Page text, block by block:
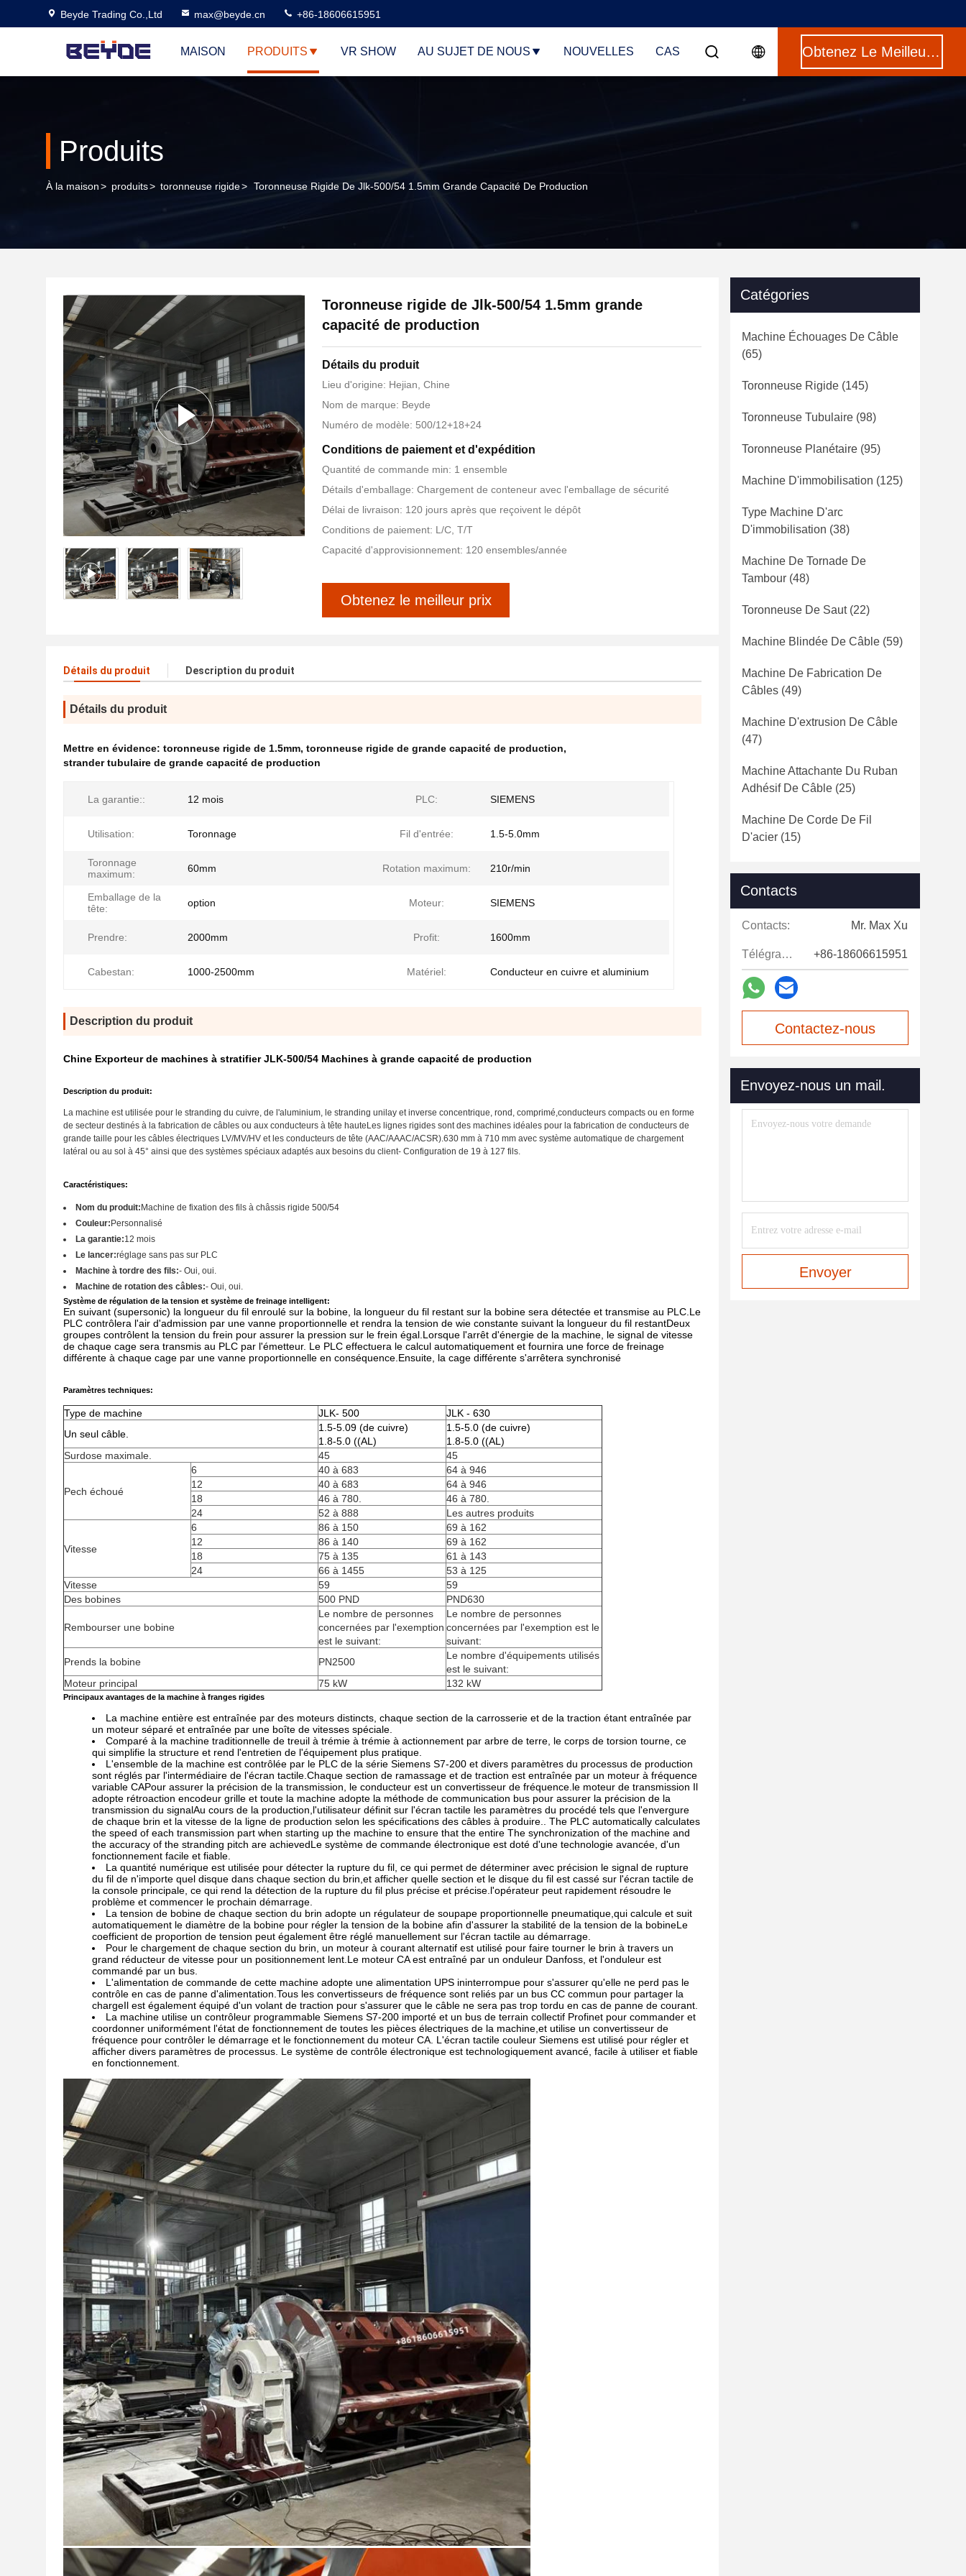
Beyde Trading Co.,Ltd max@beyde.cn +86-18606615951
MAISON PRODUITS VR SHOW AU SUJET DE NOUS NOUVELLES CAS Obtenez Le Meilleur Prix
Produits
À la maison> produits> toronneuse rigide> Toronneuse Rigide De Jlk-500/54 1.5mm Grande Capacité De Production
Toronneuse rigide de Jlk-500/54 1.5mm grande
capacité de production
Détails du produit
Lieu d'origine: Hejian, Chine
Nom de marque: Beyde
Numéro de modèle: 500/12+18+24
Conditions de paiement et d'expédition
Quantité de commande min: 1 ensemble
Détails d'emballage: Chargement de conteneur avec l'emballage de sécurité
Délai de livraison: 120 jours après que reçoivent le dépôt
Conditions de paiement: L/C, T/T
Capacité d'approvisionnement: 120 ensembles/année
Obtenez le meilleur prix
Détails du produit Description du produit
Détails du produit
Mettre en évidence: toronneuse rigide de 1.5mm, toronneuse rigide de grande capacité de production,
strander tubulaire de grande capacité de production
La garantie:: 12 mois PLC: SIEMENS
Utilisation: Toronnage Fil d'entrée: 1.5-5.0mm
Toronnage
maximum:
60mm Rotation maximum: 210r/min
Emballage de la
tête:
option Moteur: SIEMENS
Prendre: 2000mm Profit: 1600mm
Cabestan: 1000-2500mm Matériel: Conducteur en cuivre et aluminium
Description du produit
Chine Exporteur de machines à stratifier JLK-500/54 Machines à grande capacité de production
Description du produit:
La machine est utilisée pour le stranding du cuivre, de l'aluminium, le stranding unilay et inverse concentrique, rond, comprimé,conducteurs compacts ou en forme
de secteur destinés à la fabrication de câbles ou aux conducteurs à tête hauteLes lignes rigides sont des machines idéales pour la fabrication de conducteurs de
grande taille pour les câbles électriques LV/MV/HV et les conducteurs de tête (AAC/AAAC/ACSR).630 mm à 710 mm avec système automatique de chargement
latéral ou au sol à 45° ainsi que des systèmes spéciaux adaptés aux besoins du client- Configuration de 19 à 127 fils.
Caractéristiques:
Nom du produit: Machine de fixation des fils à châssis rigide 500/54
Couleur: Personnalisé
La garantie:12 mois
Le lancer:réglage sans pas sur PLC
Machine à tordre des fils:- Oui, oui.
Machine de rotation des câbles:- Oui, oui.
Système de régulation de la tension et système de freinage intelligent:
En suivant (supersonic) la longueur du fil enroulé sur la bobine, la longueur du fil restant sur la bobine sera détectée et transmise au PLC.Le
PLC contrôlera l'air d'admission par une vanne proportionnelle et rendra la tension de wie constante suivant la longueur du fil restantDeux
groupes contrôlent la tension du frein pour assurer la pression sur le frein égal.Lorsque l'arrêt d'énergie de la machine, le signal de vitesse
de chaque cage sera transmis au PLC par l'émetteur. Le PLC effectuera le calcul automatiquement et fournira une force de freinage
différente à chaque cage par une vanne proportionnelle en conséquence.Ensuite, la cage différente s'arrêtera synchronisé
Paramètres techniques:
Type de machine JLK- 500
JLK - 630
Un seul câble.
1.5-5.09 (de cuivre)
1.8-5.0 ((AL)
1.5-5.0 (de cuivre)
1.8-5.0 ((AL)
Surdose maximale.
45 45
Pech échoué
6 40 à 683
64 à 946
12
40 à 683
64 à 946
18
46 à 780.
46 à 780.
24
52 à 888 Les autres produits
Vitesse
6 86 à 150
69 à 162
12
86 à 140
69 à 162
18
75 à 135
61 à 143
24
66 à 1455
53 à 125
Vitesse
59
59
Des bobines
500 PND PND630
Rembourser une bobine
Le nombre de personnes
concernées par l'exemption
est le suivant:
Le nombre de personnes
concernées par l'exemption est le
suivant:
Prends la bobine
PN2500
Le nombre d'équipements utilisés
est le suivant:
Moteur principal
75 kW 132 kW
Principaux avantages de la machine à franges rigides
La machine entière est entraînée par des moteurs distincts, chaque section de la carrosserie et de la traction étant entraînée par
un moteur séparé et entraînée par une boîte de vitesses spéciale.
Comparé à la machine traditionnelle de treuil à trémie à trémie à actionnement par arbre de terre, le corps de torsion tourne, ce
qui simplifie la structure et rend l'entretien de l'équipement plus pratique.
L'ensemble de la machine est contrôlée par le PLC de la série Siemens S7-200 et divers paramètres du processus de production
sont réglés par l'intermédiaire de l'écran tactile.Chaque section de ramassage et de traction est entraînée par un moteur à fréquence
variable CAPour assurer la précision de la transmission, le conducteur est un convertisseur de fréquence.le moteur de transmission Il
adopte rétroaction encodeur grille et toute la machine adopte la méthode de communication bus pour assurer la précision de la
transmission du signalAu cours de la production,l'utilisateur définit sur l'écran tactile les paramètres du procédé tels que l'envergure
de chaque brin et la vitesse de la ligne de production selon les spécifications des câbles à produire.. The PLC automatically calculates
the speed of each transmission part when starting up the machine to ensure that the entire The synchronization of the machine and
the accuracy of the stranding pitch are achievedLe système de commande électronique est doté d'une technologie avancée, d'un
fonctionnement facile et fiable.
La quantité numérique est utilisée pour détecter la rupture du fil, ce qui permet de déterminer avec précision le signal de rupture
du fil de n'importe quel disque dans chaque section du brin,et afficher quelle section et le disque du fil est cassé sur l'écran tactile de
la console principale, ce qui rend la détection de la rupture du fil plus précise et précise.l'opérateur peut rapidement résoudre le
problème et commencer le prochain démarrage.
La tension de bobine de chaque section du brin adopte un régulateur de soupape proportionnelle pneumatique,qui calcule et suit
automatiquement le diamètre de la bobine pour régler la tension de la bobine afin d'assurer la stabilité de la tension de la bobineLe
coefficient de proportion de tension peut également être réglé manuellement sur l'écran tactile au démarrage.
Pour le chargement de chaque section du brin, un moteur à courant alternatif est utilisé pour faire tourner le brin à travers un
grand réducteur de vitesse pour un positionnement lent.Le moteur CA est entraîné par un onduleur Danfoss, et l'onduleur est
commandé par un bus.
L'alimentation de commande de cette machine adopte une alimentation UPS ininterrompue pour s'assurer qu'elle ne perd pas le
contrôle en cas de panne d'alimentation.Tous les convertisseurs de fréquence sont reliés par un bus CC commun pour partager la
chargeIl est également équipé d'un volant de traction pour s'assurer que le câble ne sera pas trop tordu en cas de panne de courant.
La machine utilise un contrôleur programmable Siemens S7-200 importé et un bus de terrain collectif Profinet pour commander et
coordonner uniformément l'état de fonctionnement de toutes les pièces électriques de la machine,et utilise un convertisseur de
fréquence pour contrôler le démarrage et le fonctionnement du moteur CA. L'écran tactile couleur Siemens est utilisé pour régler et
afficher divers paramètres de processus. Le système de contrôle électronique est technologiquement avancé, facile à utiliser et fiable
en fonctionnement.
Catégories
Machine Échouages De Câble
(65)
Toronneuse Rigide (145)
Toronneuse Tubulaire (98)
Toronneuse Planétaire (95)
Machine D'immobilisation (125)
Type Machine D'arc
D'immobilisation (38)
Machine De Tornade De
Tambour (48)
Toronneuse De Saut(22)
Machine Blindée De Câble (59)
Machine De Fabrication De
Câbles (49)
Machine D'extrusion De Câble
(47)
Machine Attachante Du Ruban
Adhésif De Câble (25)
Machine De Corde De Fil
D'acier (15)
Contacts
Contacts: Mr. Max Xu
Télégramme: +86-18606615951
Contactez-nous
Envoyez-nous un mail.
Envoyer